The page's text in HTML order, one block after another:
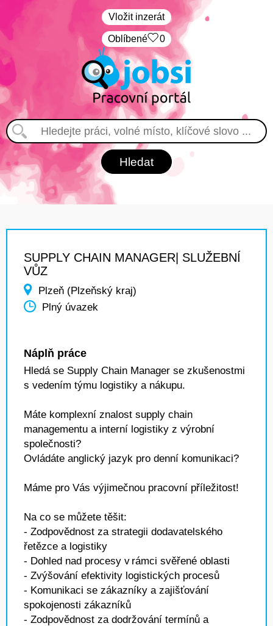
Vložit inzerát
Oblíbené 0
SUPPLY CHAIN MANAGER| SLUŽEBNÍ
VŮZ
Plzeň (Plzeňský kraj)
Plný úvazek
Náplň práce
Hledá se Supply Chain Manager se zkušenostmi
s vedením týmu logistiky a nákupu.
Máte komplexní znalost supply chain
managementu a interní logistiky z výrobní
společnosti?
Ovládáte anglický jazyk pro denní komunikaci?
Máme pro Vás výjimečnou pracovní příležitost!
Na co se můžete těšit:
- Zodpovědnost za strategii dodavatelského
řetězce a logistiky
- Dohled nad procesy v rámci svěřené oblasti
- Zvýšování efektivity logistických procesů
- Komunikaci se zákazníky a zajišťování
spokojenosti zákazníků
- Zodpovědnost za dodržování termínů a